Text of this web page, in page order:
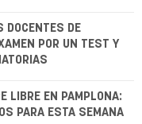
DOCENTES DE
POR UN TEST Y
LIBRE EN PAMPLONA:
PARA ESTA SEMANA